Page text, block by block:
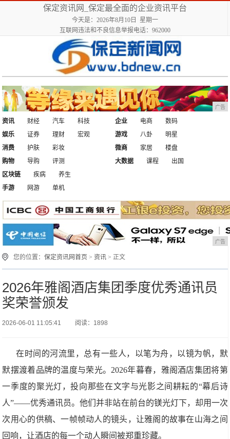
保定资讯网_保定最全面的企业资讯平台
今天是：2026年8月10日 星期一
互联网违法和不良信息举报电话：962000
广告
资讯 财经 汽车
科技
娱乐
证券 理财 宏观
企业 电商
数码
游戏
八卦
明星
消费
护肤
彩妆
购物
导购 评测
微商 家居
楼盘
大数据
课程
出国
区块链
疾病
养生
手游
网游 单机
广告
您的位置：保定资讯网首页 >资讯 > 正文
2026年雅阁酒店集团季度优秀通讯员
奖荣誉颁发
2026-06-01 11:05:41 阅读：1898
在时间的河流里，总有一些人，以笔为舟，以镜为帆，默
默摆渡着品牌的温度与荣光。2026年暮春，雅阁酒店集团将第
一季度的聚光灯，投向那些在文字与光影之间耕耘的“幕后诗
人”——优秀通讯员。他们并非站在前台的镁光灯下，却用一次
次用心的供稿、一帧帧动人的镜头，让雅阁的故事在山海之间
回响，让酒店的每一个动人瞬间被郑重珍藏。